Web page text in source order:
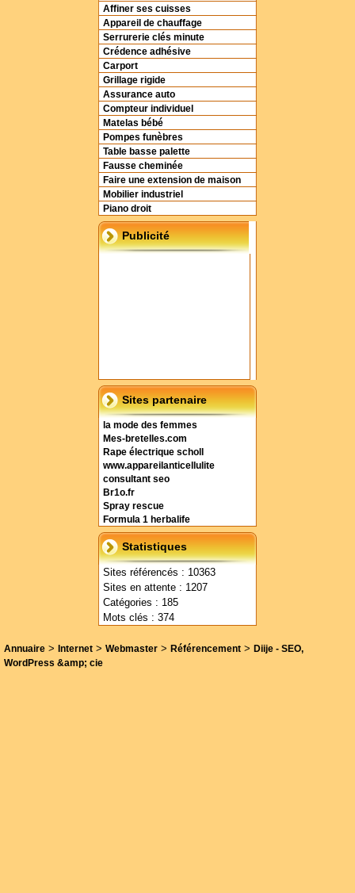
Affiner ses cuisses
Appareil de chauffage
Serrurerie clés minute
Crédence adhésive
Carport
Grillage rigide
Assurance auto
Compteur individuel
Matelas bébé
Pompes funèbres
Table basse palette
Fausse cheminée
Faire une extension de maison
Mobilier industriel
Piano droit
Publicité
Sites partenaire
la mode des femmes
Mes-bretelles.com
Rape électrique scholl
www.appareilanticellulite
consultant seo
Br1o.fr
Spray rescue
Formula 1 herbalife
Statistiques
Sites référencés : 10363
Sites en attente : 1207
Catégories : 185
Mots clés : 374
Annuaire > Internet > Webmaster > Référencement > Diije - SEO,
WordPress &amp; cie